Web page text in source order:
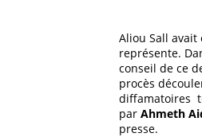
Aliou Sall
représente.
conseil de ce
procès
diffamatoires
parAhmeth
presse.